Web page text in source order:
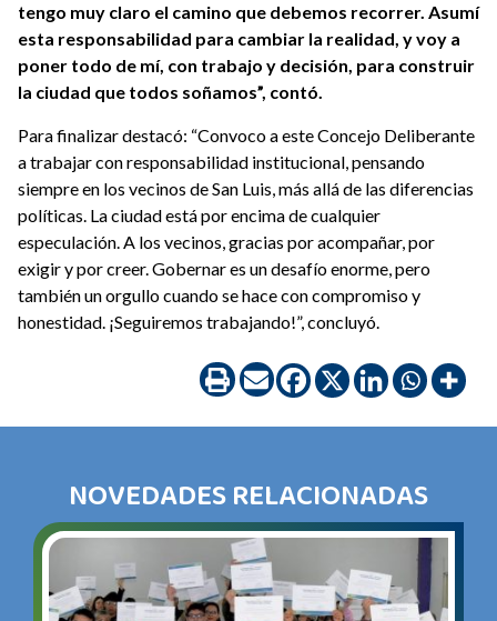
tengo muy claro el camino que debemos recorrer. Asumí
esta responsabilidad para cambiar la realidad, y voy a
poner todo de mí, con trabajo y decisión, para construir
la ciudad que todos soñamos”, contó.
Para finalizar destacó: “Convoco a este Concejo Deliberante
a trabajar con responsabilidad institucional, pensando
siempre en los vecinos de San Luis, más allá de las diferencias
políticas. La ciudad está por encima de cualquier
especulación. A los vecinos, gracias por acompañar, por
exigir y por creer. Gobernar es un desafío enorme, pero
también un orgullo cuando se hace con compromiso y
honestidad. ¡Seguiremos trabajando!”, concluyó.
NOVEDADES RELACIONADAS